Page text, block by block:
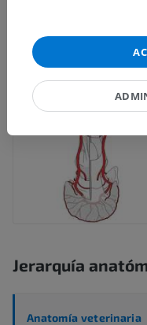
Jerarquía
Anatomía veterinaria